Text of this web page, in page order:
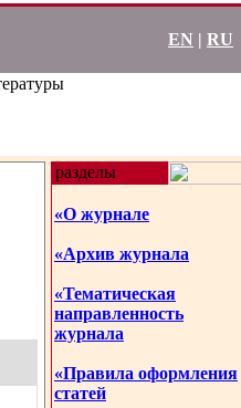
EN | RU
разделы
«О журнале
«Архив журнала
«Тематическая
направленность
журнала
«Правила оформления
статей